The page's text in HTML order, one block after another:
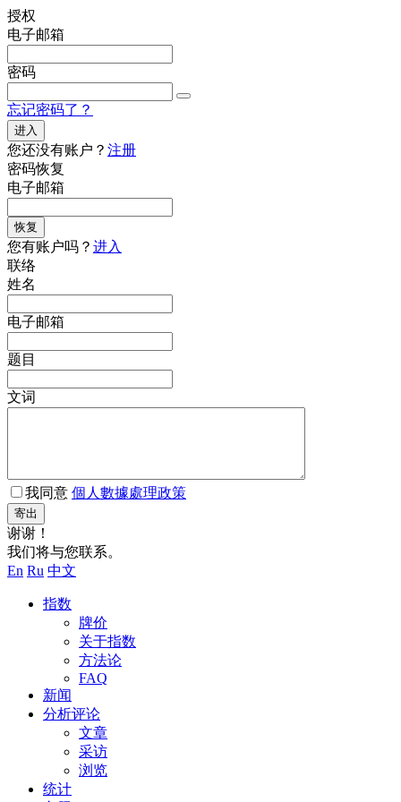
授权
电子邮箱
密码
忘记密码了？
进入
您还没有账户？ 注册
密码恢复
电子邮箱
恢复
您有账户吗？ 进入
联络
姓名
电子邮箱
题目
文词
我同意 個人數據處理政策
寄出
谢谢！
我们将与您联系。
En Ru 中文
指数
牌价
关于指数
方法论
FAQ
新闻
分析评论
文章
采访
浏览
统计